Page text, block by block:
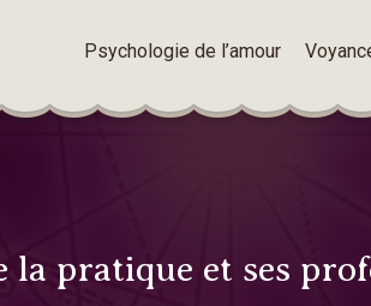
Psychologie de l’amour
pratique et ses